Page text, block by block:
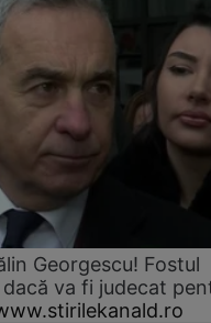
Georgescu! Fostul
va fi judecat